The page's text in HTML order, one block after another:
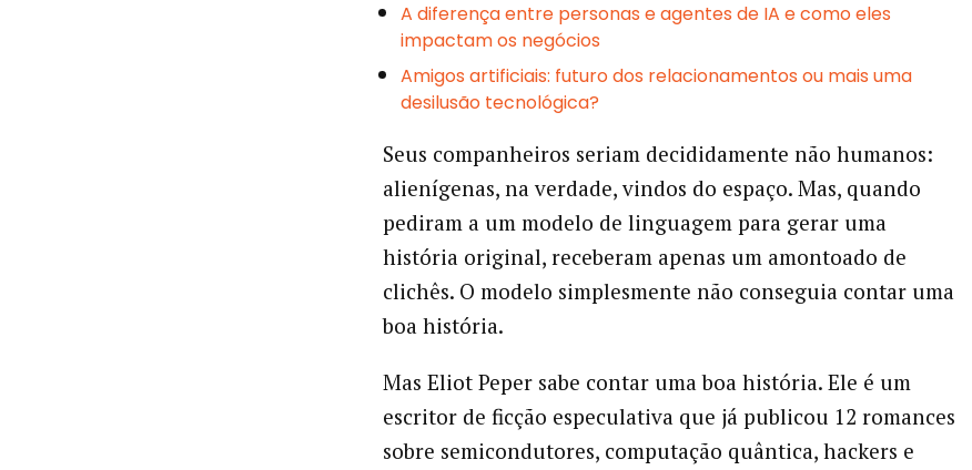
A diferença entre personas e agentes de IA e como eles
impactam os negócios
Amigos artificiais: futuro dos relacionamentos ou mais uma
desilusão tecnológica?
Seus companheiros seriam decididamente não humanos:
alienígenas, na verdade, vindos do espaço. Mas, quando
pediram a um modelo de linguagem para gerar uma
história original, receberam apenas um amontoado de
clichês. O modelo simplesmente não conseguia contar uma
boa história.
Mas Eliot Peper sabe contar uma boa história. Ele é um
escritor de ficção especulativa que já publicou 12 romances
sobre semicondutores, computação quântica, hackers e